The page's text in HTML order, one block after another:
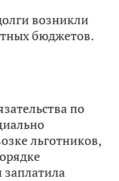
возникли
бюджетов.
по
льготников,
заплатила